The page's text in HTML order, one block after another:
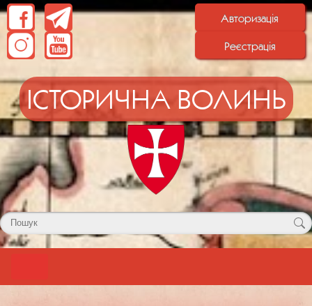
Авторизація
Реєстрація
ІСТОРИЧНА ВОЛИНЬ